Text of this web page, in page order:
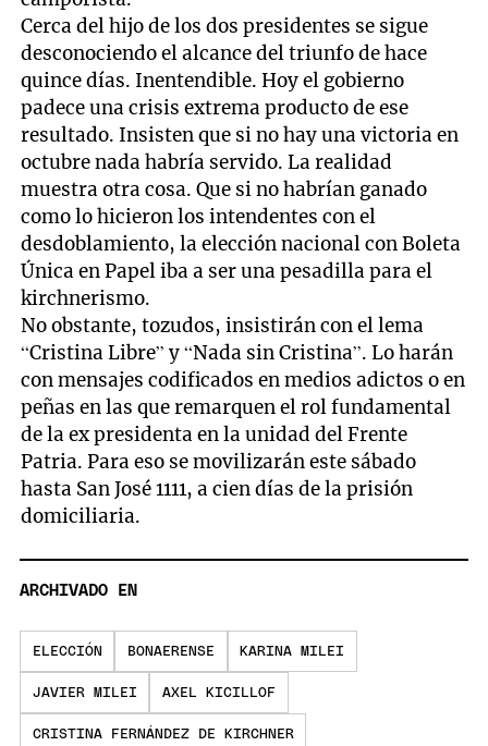
Cerca del hijo de los dos presidentes se sigue
desconociendo el alcance del triunfo de hace
quince días. Inentendible. Hoy el gobierno
padece una crisis extrema producto de ese
resultado. Insisten que si no hay una victoria en
octubre nada habría servido. La realidad
muestra otra cosa. Que si no habrían ganado
como lo hicieron los intendentes con el
desdoblamiento, la elección nacional con Boleta
Única en Papel iba a ser una pesadilla para el
kirchnerismo.
No obstante, tozudos, insistirán con el lema
“Cristina Libre” y “Nada sin Cristina”. Lo harán
con mensajes codificados en medios adictos o en
peñas en las que remarquen el rol fundamental
de la ex presidenta en la unidad del Frente
Patria. Para eso se movilizarán este sábado
hasta San José 1111, a cien días de la prisión
domiciliaria.
ARCHIVADO EN
ELECCIÓN BONAERENSE KARINA MILEI
JAVIER MILEI AXEL KICILLOF
CRISTINA FERNÁNDEZ DE KIRCHNER